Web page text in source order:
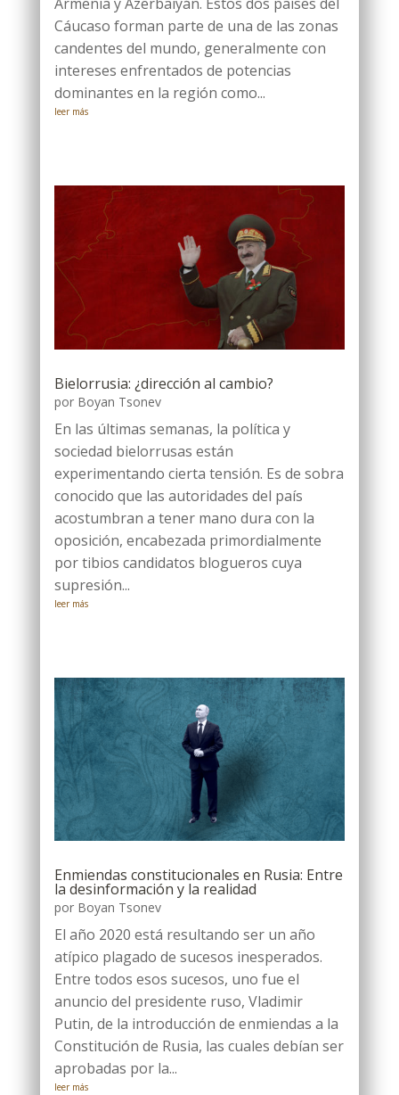
Cáucaso forman parte de una de las zonas
candentes del mundo, generalmente con
intereses enfrentados de potencias
dominantes en la región como...
leer más
Bielorrusia: ¿dirección al cambio?
por Boyan Tsonev
En las últimas semanas, la política y
sociedad bielorrusas están
experimentando cierta tensión. Es de sobra
conocido que las autoridades del país
acostumbran a tener mano dura con la
oposición, encabezada primordialmente
por tibios candidatos blogueros cuya
supresión...
leer más
Enmiendas constitucionales en Rusia: Entre
la desinformación y la realidad
por Boyan Tsonev
El año 2020 está resultando ser un año
atípico plagado de sucesos inesperados.
Entre todos esos sucesos, uno fue el
anuncio del presidente ruso, Vladimir
Putin, de la introducción de enmiendas a la
Constitución de Rusia, las cuales debían ser
aprobadas por la...
leer más